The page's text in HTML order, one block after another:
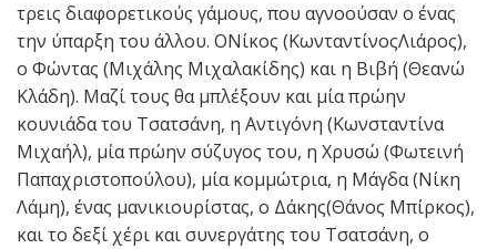
τρεις διαφορετικούς γάμους, που αγνοούσαν ο ένας
την ύπαρξη του άλλου. ΟΝίκος (ΚωνταντίνοςΛιάρος),
ο Φώντας (Μιχάλης Μιχαλακίδης) και η Βιβή (Θεανώ
Κλάδη). Μαζί τους θα μπλέξουν και μία πρώην
κουνιάδα του Τσατσάνη, η Αντιγόνη (Κωνσταντίνα
Μιχαήλ), μία πρώην σύζυγος του, η Χρυσώ (Φωτεινή
Παπαχριστοπούλου), μία κομμώτρια, η Μάγδα (Νίκη
Λάμη), ένας μανικιουρίστας, ο Δάκης(Θάνος Μπίρκος),
και το δεξί χέρι και συνεργάτης του Τσατσάνη, ο